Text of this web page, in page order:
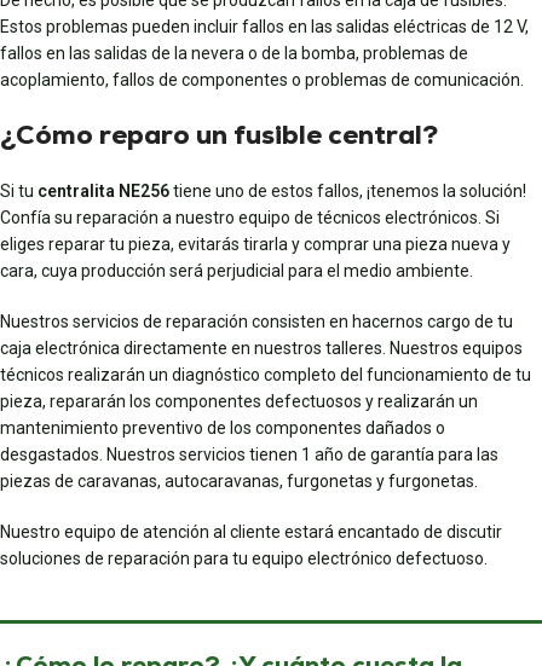
Estos problemas pueden incluir fallos en las salidas eléctricas de 12 V,
fallos en las salidas de la nevera o de la bomba, problemas de
acoplamiento, fallos de componentes o problemas de comunicación.
¿Cómo reparo un fusible central?
Si tu centralita NE256tiene uno de estos fallos, ¡tenemos la solución!
Confía su reparación a nuestro equipo de técnicos electrónicos. Si
eliges reparar tu pieza, evitarás tirarla y comprar una pieza nueva y
cara, cuya producción será perjudicial para el medio ambiente.
Nuestros servicios de reparación consisten en hacernos cargo de tu
caja electrónica directamente en nuestros talleres. Nuestros equipos
técnicos realizarán un diagnóstico completo del funcionamiento de tu
pieza, repararán los componentes defectuosos y realizarán un
mantenimiento preventivo de los componentes dañados o
desgastados. Nuestros servicios tienen 1 año de garantía para las
piezas de caravanas, autocaravanas, furgonetas y furgonetas.
Nuestro equipo de atención al cliente estará encantado de discutir
soluciones de reparación para tu equipo electrónico defectuoso.